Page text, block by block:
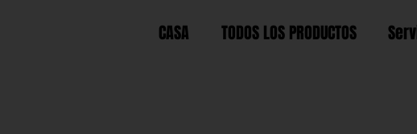
CASA TODOS LOS PRODUCTOS